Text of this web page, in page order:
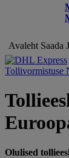
Avaleht Saada
Tollivormistuse
Olulised